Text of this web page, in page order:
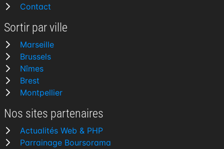
Contact
Sortir par ville
Marseille
Brussels
Nîmes
Brest
Montpellier
Nos sites partenaires
Actualités Web & PHP
Parrainage Boursorama